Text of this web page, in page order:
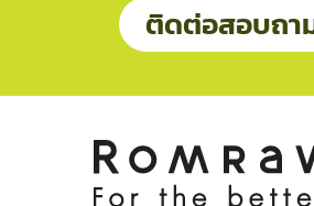
ติดต่อสอบถา